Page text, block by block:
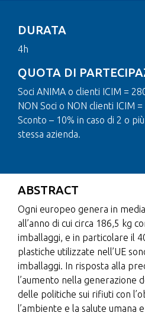
DURATA
4h
QUOTA DI
Soci ANIMA o clienti ICIM =
NON Soci o NON clienti ICIM
Sconto – 10% in caso di 2 o
stessa azienda.
ABSTRACT
Ogni europeo genera in
all’anno di cui circa 186,5 kg
imballaggi, e in particolare il
plastiche utilizzate nell’UE
imballaggi. In risposta alla
l’aumento nella generazione
delle politiche sui rifiuti con
l’ambiente e la salute umana